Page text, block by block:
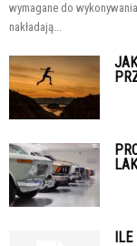
wymagane do
nakładają...